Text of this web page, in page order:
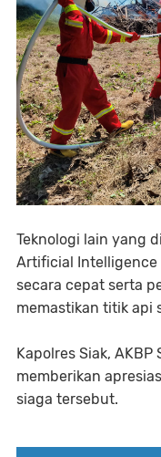
Teknologi lain yang
Artificial Intelligence
secara cepat serta
memastikan titik api
Kapolres Siak,
memberikan
siaga tersebut.